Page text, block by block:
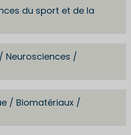
du sport et de la
Neurosciences /
/ Biomatériaux /